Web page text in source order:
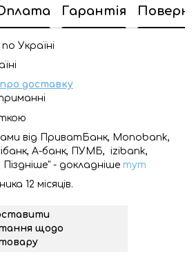
Гарантія
Україні
про доставку
від ПриватБанк, Monobank,
А-банк, ПУМБ, izibank,
- докладніше тут
12 місяців.
щодо